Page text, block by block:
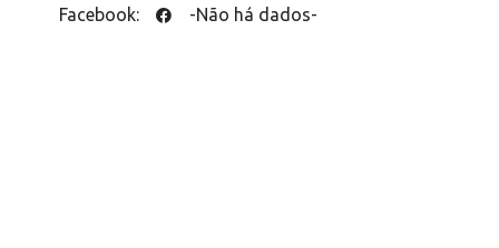
Facebook: -Não há dados-